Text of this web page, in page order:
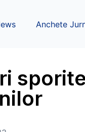
Anchete